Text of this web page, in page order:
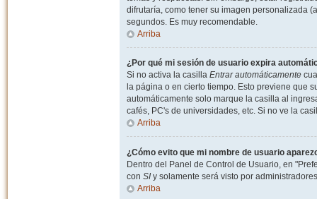
difrutaría, como tener su imagen personalizada
segundos. Es muy recomendable.
Arriba
¿Por qué mi sesión de usuario expira
Si no activa la casilla Entrar automáticamente
la página o en cierto tiempo. Esto previene que
automáticamente solo marque la casilla al
cafés, PC's de universidades, etc. Si no ve la
Arriba
¿Cómo evito que mi nombre de usuario
Dentro del Panel de Control de Usuario, en
con SIy solamente será visto por
Arriba